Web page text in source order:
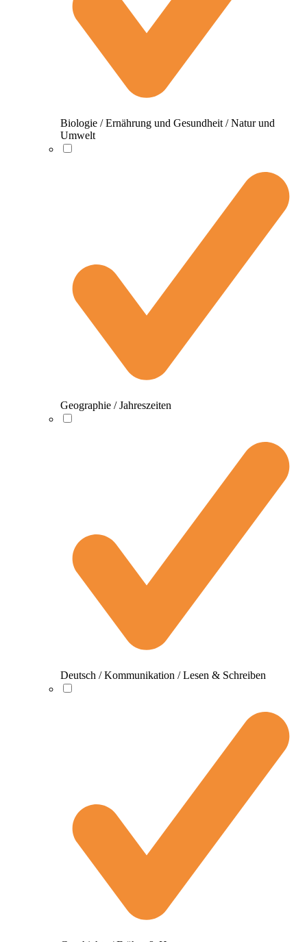
Biologie / Ernährung und Gesundheit / Natur und
Umwelt
Geographie / Jahreszeiten
Deutsch / Kommunikation / Lesen & Schreiben